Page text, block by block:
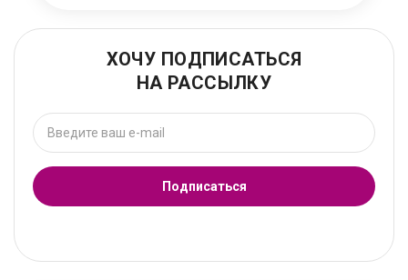
ХОЧУ ПОДПИСАТЬСЯ
НА РАССЫЛКУ
Подписаться